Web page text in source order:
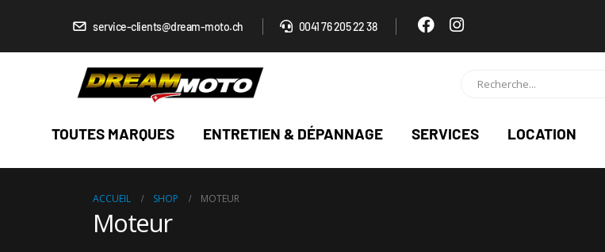
service-clients@dream-moto.ch 0041 76 205 22 38
TOUTES MARQUES ENTRETIEN & DÉPANNAGE SERVICES LOCATION
ACCUEIL SHOP MOTEUR
Moteur